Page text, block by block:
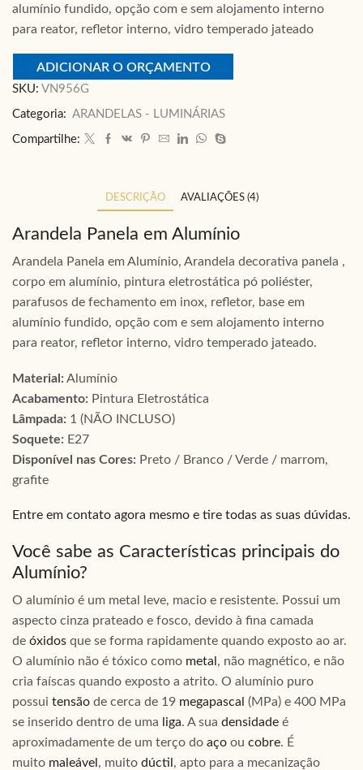
alumínio fundido, opção com e sem alojamento interno
para reator, refletor interno, vidro temperado jateado
ADICIONAR O ORÇAMENTO
SKU: VN956G
Categoria: ARANDELAS - LUMINÁRIAS
Compartilhe:
DESCRIÇÃO AVALIAÇÕES (4)
Arandela Panela em Alumínio
Arandela Panela em Alumínio, Arandela decorativa panela ,
corpo em alumínio, pintura eletrostática pó poliéster,
parafusos de fechamento em inox, refletor, base em
alumínio fundido, opção com e sem alojamento interno
para reator, refletor interno, vidro temperado jateado.
Material: Alumínio
Acabamento: Pintura Eletrostática
Lâmpada: 1 (NÃO INCLUSO)
Soquete: E27
Disponível nas Cores: Preto / Branco / Verde / marrom,
grafite
Entre em contato agora mesmo e tire todas as suas dúvidas.
Você sabe as Características principais do
Alumínio?
O alumínio é um metal leve, macio e resistente. Possui um
aspecto cinza prateado e fosco, devido à fina camada
de óxidos que se forma rapidamente quando exposto ao ar.
O alumínio não é tóxico como metal , não magnético, e não
cria faíscas quando exposto a atrito. O alumínio puro
possui tensão de cerca de 19 megapascal (MPa) e 400 MPa
se inserido dentro de uma
liga. A sua densidade é
aproximadamente de um terço do aço ou cobre. É
muito maleável , muito dúctil , apto para a mecanização